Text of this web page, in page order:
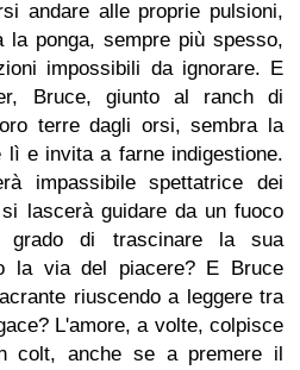
andare alle proprie pulsioni,
la ponga, sempre più spesso,
impossibili da ignorare. E
Bruce, giunto al ranch di
terre dagli orsi, sembra la
e invita a farne indigestione.
impassibile spettatrice dei
lascerà guidare da un fuoco
grado di trascinare la sua
la via del piacere? E Bruce
riuscendo a leggere tra
L'amore, a volte, colpisce
colt, anche se a premere il